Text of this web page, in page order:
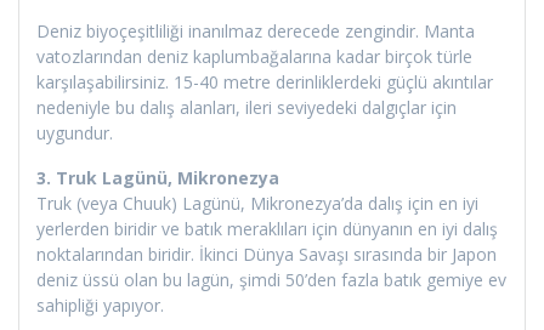
Deniz biyoçeşitliliği inanılmaz derecede zengindir. Manta
vatozlarından deniz kaplumbağalarına kadar birçok türle
karşılaşabilirsiniz. 15-40 metre derinliklerdeki güçlü akıntılar
nedeniyle bu dalış alanları, ileri seviyedeki dalgıçlar için
uygundur.
3. Truk Lagünü, Mikronezya
Truk (veya Chuuk) Lagünü, Mikronezya’da dalış için en iyi
yerlerden biridir ve batık meraklıları için dünyanın en iyi dalış
noktalarından biridir. İkinci Dünya Savaşı sırasında bir Japon
deniz üssü olan bu lagün, şimdi 50’den fazla batık gemiye ev
sahipliği yapıyor.